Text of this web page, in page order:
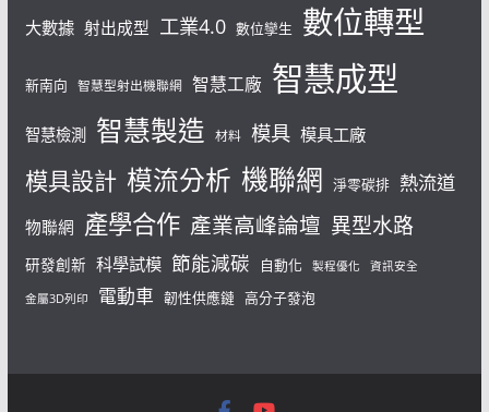
大數據 射出成型 工業4.0 數位孿生 數位轉型
新南向 智慧型射出機聯網 智慧工廠 智慧成型
智慧檢測 智慧製造 材料 模具 模具工廠
模具設計 模流分析 機聯網 淨零碳排 熱流道
物聯網 產學合作 產業高峰論壇 異型水路
研發創新 科學試模 節能減碳 自動化 製程優化 資訊安全
金屬3D列印 電動車 韌性供應鏈 高分子發泡